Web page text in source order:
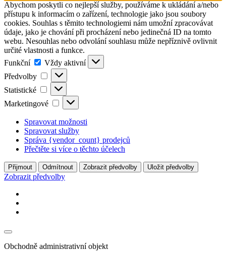
Abychom poskytli co nejlepší služby, používáme k ukládání a/nebo
přístupu k informacím o zařízení, technologie jako jsou soubory
cookies. Souhlas s těmito technologiemi nám umožní zpracovávat
údaje, jako je chování při procházení nebo jedinečná ID na tomto
webu. Nesouhlas nebo odvolání souhlasu může nepříznivě ovlivnit
určité vlastnosti a funkce.
Funkční
Funkční
Vždy aktivní
Předvolby
Předvolby
Statistické Statistické
Marketingové Marketingové
Spravovat možnosti
Spravovat služby
Správa {vendor_count} prodejců
Přečtěte si více o těchto účelech
Přijmout Odmítnout Zobrazit předvolby Uložit předvolby
Zobrazit předvolby
Obchodně administrativní objekt